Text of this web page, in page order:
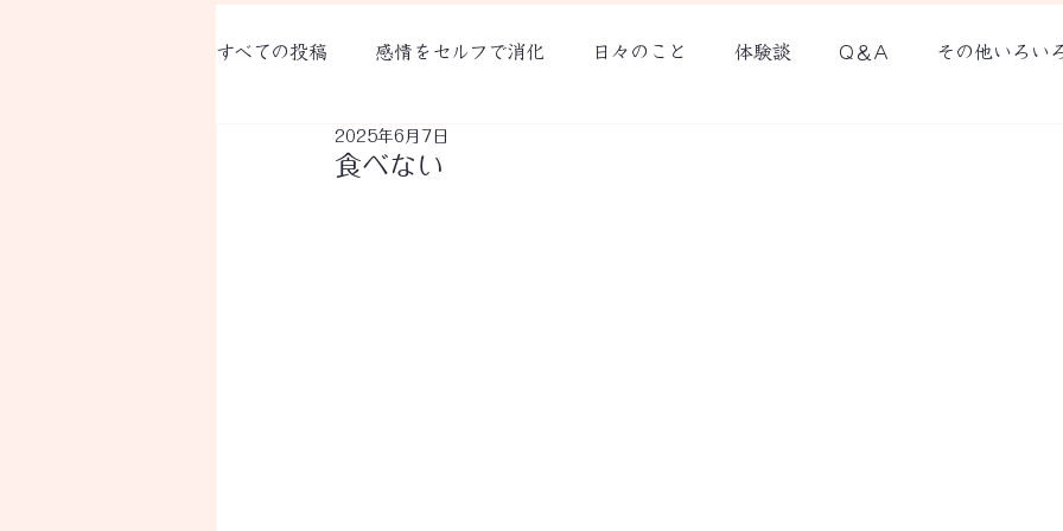
すべての投稿 感情をセルフで消化 日々のこと 体験談 Q＆A その他いろい
RAS代表のFacebookより
​食べない
2025年6月7日